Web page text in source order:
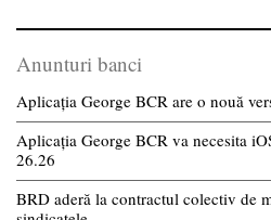
Anunturi banci
Aplicația George BCR are o nouă
Aplicația George BCR va necesita
26.26
BRD aderă la contractul colectiv de